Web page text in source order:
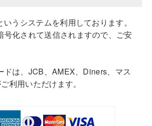
うシステムを利用しております。
号化されて送信されますので、ご安
ドは、JCB、AMEX、Diners、マス
利用いただけます。